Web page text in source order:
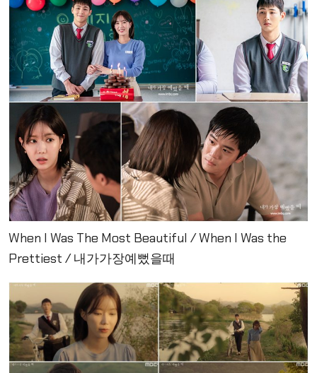
When I Was The Most Beautiful / When I Was the
Prettiest / 내가가장예뻤을때